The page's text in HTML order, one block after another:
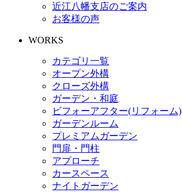
近江八幡支店のご案内
お客様の声
WORKS
カテゴリ一覧
オープン外構
クローズ外構
ガーデン・和庭
ビフォーアフター(リフォーム)
ガーデンルーム
プレミアムガーデン
門扉・門柱
アプローチ
カースペース
ナイトガーデン